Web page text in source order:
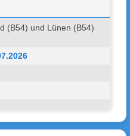
(B54) und Lünen (B54)